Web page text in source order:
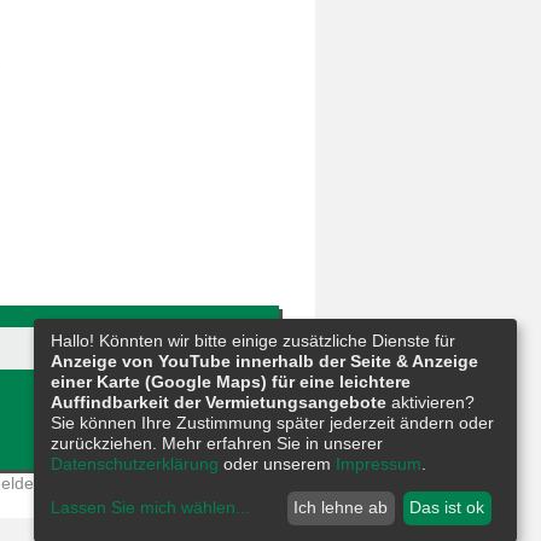
Hallo! Könnten wir bitte einige zusätzliche Dienste für
Anzeige von YouTube innerhalb der Seite & Anzeige
einer Karte (Google Maps) für eine leichtere
Auffindbarkeit der Vermietungsangebote aktivieren?
Sie können Ihre Zustimmung später jederzeit ändern oder
zurückziehen. Mehr erfahren Sie in unserer
Datenschutzerklärung oder unserem Impressum
Lassen Sie mich wählen... Ich lehne ab Das ist ok